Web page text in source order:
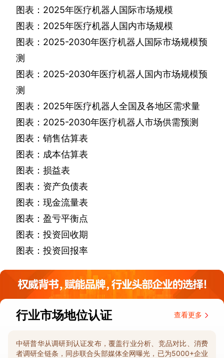
图表： 2025年医疗机器人国际市场规模
图表： 2025年医疗机器人国内市场规模
图表： 2025-2030年医疗机器人国际市场规模预
测
图表： 2025-2030年医疗机器人国内市场规模预
测
图表： 2025年医疗机器人全国及各地区需求量
图表： 2025-2030年医疗机器人市场供需预测
图表：销售估算表
图表：成本估算表
图表：损益表
图表：资产负债表
图表：现金流量表
图表：盈亏平衡点
图表：投资回收期
图表：投资回报率
行业市场地位认证 查看更多
中研普华从调研到认证发布，覆盖行业分析、竞品对比、消费
者调研全链条，同步联合头部媒体全网曝光，已为5000+企业